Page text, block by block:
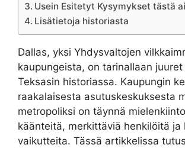
Usein Esitetyt Kysymykset tästä
Lisätietoja historiasta
Dallas, yksi Yhdysvaltojen
kaupungeista, on tarinallaan juuret
Teksasin historiassa. Kaupungin
raakalaisesta asutuskeskuksesta
metropoliksi on täynnä
käänteitä, merkittäviä henkilöitä ja
vaikutteita. Tässä artikkelissa